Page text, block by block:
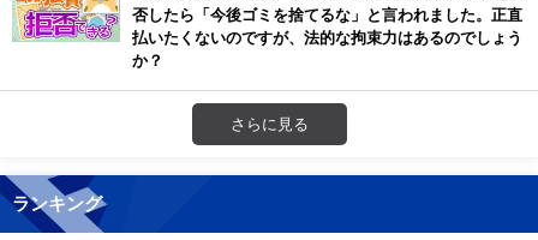
否したら「今後ゴミを捨てるな」と言われました。正直
払いたくないのですが、法的な拘束力はあるのでしょう
か？
さらに見る
ランキング